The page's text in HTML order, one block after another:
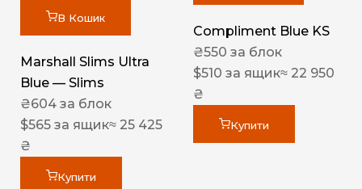
В Кошик
Marshall Slims Ultra
Blue — Slims
₴604 за блок
$565 за ящик≈ 25 425
₴
Купити
Compliment Blue KS
₴550 за блок
$510 за ящик≈ 22 950
₴
Купити